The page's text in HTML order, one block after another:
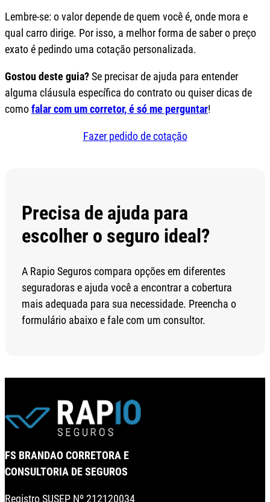
Lembre-se: o valor depende de quem você é, onde mora e
qual carro dirige. Por isso, a melhor forma de saber o preço
exato é pedindo uma cotação personalizada.
Gostou deste guia?Se precisar de ajuda para entender
alguma cláusula específica do contrato ou quiser dicas de
comofalar com um corretor, é só me perguntar!
Fazer pedido de cotação
Precisa de ajuda para
escolher o seguro ideal?
A Rapio Seguros compara opções em diferentes
seguradoras e ajuda você a encontrar a cobertura
mais adequada para sua necessidade. Preencha o
formulário abaixo e fale com um consultor.
FS BRANDAO CORRETORA E
CONSULTORIA DE SEGUROS
Registro SUSEP Nº 212120034